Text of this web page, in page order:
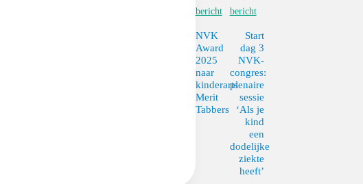
bericht
NVK
Award
2025
naar
kinderarts
Merit
Tabbers
bericht
Start
dag 3
NVK-
congres:
plenaire
sessie
‘Als je
kind
een
dodelijke
ziekte
heeft’